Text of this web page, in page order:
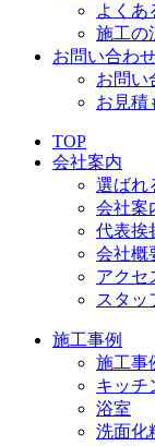
よくあ
施工の
お問い合わ
お問い
お見積
TOP
会社案内
選ばれ
会社案
代表挨
会社概
アクセ
スタッ
施工事例
施工事
キッチ
浴室
洗面化